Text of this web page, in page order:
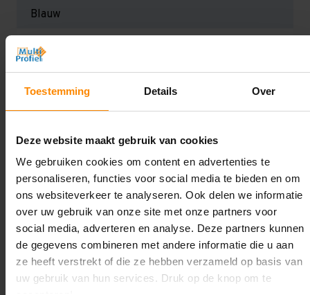
Toestemming Details Over
Deze website maakt gebruik van cookies
We gebruiken cookies om content en advertenties te
personaliseren, functies voor social media te bieden en om
ons websiteverkeer te analyseren. Ook delen we informatie
over uw gebruik van onze site met onze partners voor
social media, adverteren en analyse. Deze partners kunnen
de gegevens combineren met andere informatie die u aan
ze heeft verstrekt of die ze hebben verzameld op basis van
uw gebruik van hun services. Druk op de knop om te
Blauw
2.650 kg (1.325 kg per pallet) & 2.700 mm is
Maximale jukbelasting:
Oplossing op maat nodig?
Wij kunnen je helpen!